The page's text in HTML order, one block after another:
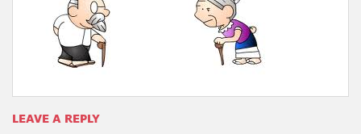
LEAVE A REPLY